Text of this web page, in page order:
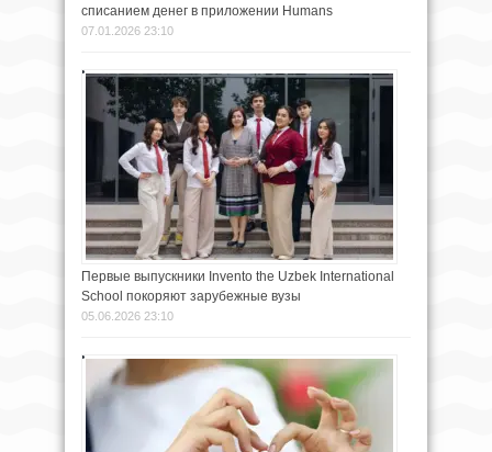
списанием денег в приложении Humans
07.01.2026 23:10
Первые выпускники Invento the Uzbek International
School покоряют зарубежные вузы
05.06.2026 23:10